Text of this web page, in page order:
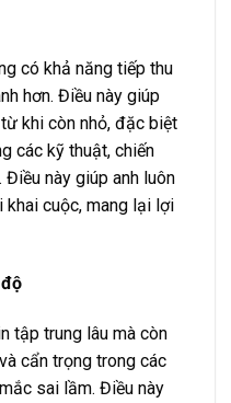
có khả năng tiếp thu
hơn. Điều này giúp
khi còn nhỏ, đặc biệt
các kỹ thuật, chiến
này giúp anh luôn
cuộc, mang lại lợi
tập trung lâu mà còn
cẩn trọng trong các
sai lầm. Điều này